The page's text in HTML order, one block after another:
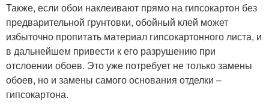
Также, если обои наклеивают прямо на гипсокартон без
предварительной грунтовки, обойный клей может
избыточно пропитать материал гипсокартонного листа, и
в дальнейшем привести к его разрушению при
отслоении обоев. Это уже потребует не только замены
обоев, но и замены самого основания отделки –
гипсокартона.